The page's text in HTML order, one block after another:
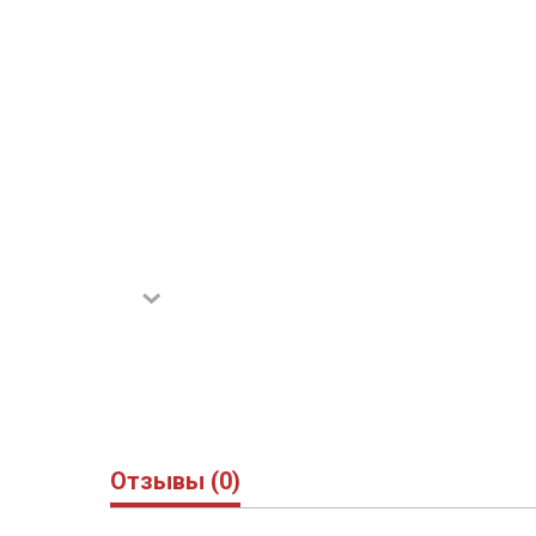
Отзывы (0)